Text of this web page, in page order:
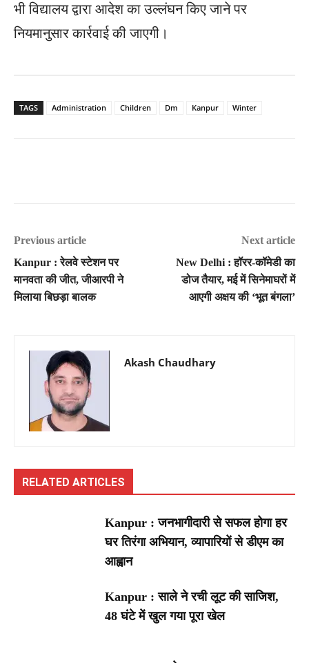
भी विद्यालय द्वारा आदेश का उल्लंघन किए जाने पर
नियमानुसार कार्रवाई की जाएगी।
TAGS Administration Children Dm Kanpur Winter
Previous article
Kanpur : रेलवे स्टेशन पर
मानवता की जीत, जीआरपी ने
मिलाया बिछड़ा बालक
Next article
New Delhi : हॉरर-कॉमेडी का
डोज तैयार, मई में सिनेमाघरों में
आएगी अक्षय की ‘भूत बंगला’
Akash Chaudhary
RELATED ARTICLES
Kanpur : जनभागीदारी से सफल होगा हर
घर तिरंगा अभियान, व्यापारियों से डीएम का
आह्वान
Kanpur : साले ने रची लूट की साजिश,
48 घंटे में खुल गया पूरा खेल